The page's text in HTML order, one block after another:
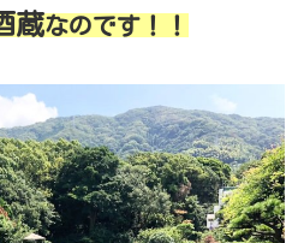
蔵なのです！！